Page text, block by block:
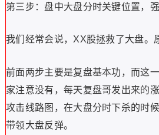
第三步：盘中大盘分时关键位置，
我们经常会说，XX股拯救了大盘。
前面两步主要是复盘基本功，而这
家注意没有，每天复盘哥发出来的
攻击线路图，在大盘分时下杀的时
带领大盘反弹。